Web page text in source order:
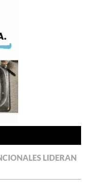
LIDERAN